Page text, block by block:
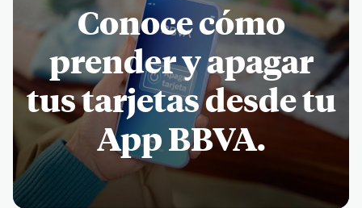
Conoce cómo
prender y apagar
tus tarjetas desde tu
App BBVA.